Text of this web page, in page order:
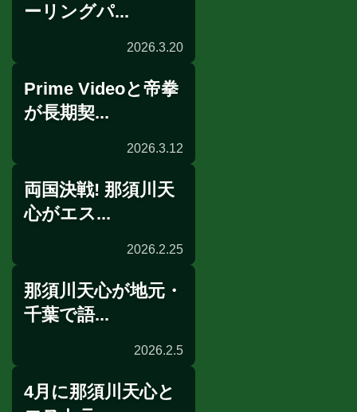
選手情報
ーリングパ...
2026.3.20
配信情報
Prime Videoと帝拳
が長期契...
2026.3.12
記者会見
両国決戦! 那須川天
心がエス...
2026.2.25
TV情報
那須川天心が地元・
千葉で語...
2026.2.5
4月に那須川天心と